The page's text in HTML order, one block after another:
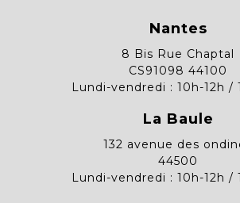
Nantes
8 Bis Rue Chaptal
CS91098 44100
Lundi-vendredi : 10h-12h /
La Baule
132 avenue des
44500
Lundi-vendredi : 10h-12h /